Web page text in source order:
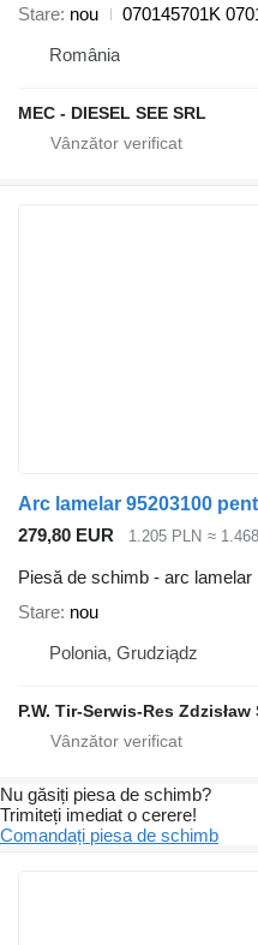
Stare nou
070145701K
România
MEC - DIESEL SEE SRL
279,80 EUR 1.205 PLN ≈
Piesă de schimb - arc lamelar
Stare nou
Polonia, Grudziądz
P.W. Tir-Serwis-Res
Nu găsiți piesa de schimb?
Trimiteți imediat o cerere!
Comandați piesa de schimb